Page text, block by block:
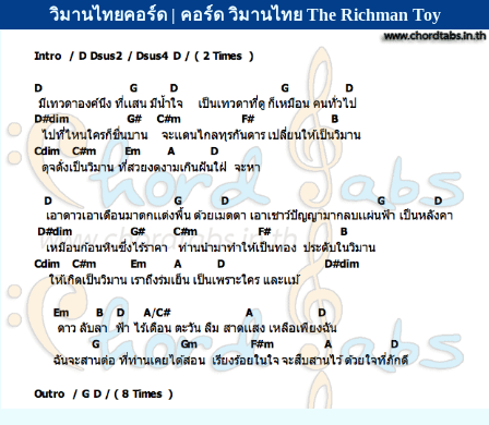
วิมานไทยคอร์ด | คอร์ด วิมานไทย The Richman Toy